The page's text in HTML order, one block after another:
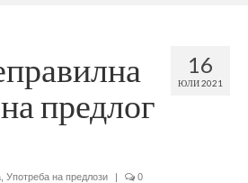
16
ЮЛИ 2021
предлог
Употреба на предлози | 0